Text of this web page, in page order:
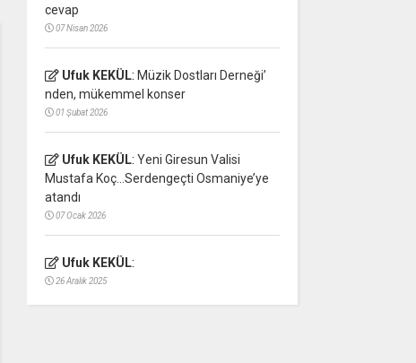
cevap
07 Nisan 2026
Ufuk KEKÜL: Müzik Dostları Derneği’
nden, mükemmel konser
01 Şubat 2026
Ufuk KEKÜL: Yeni Giresun Valisi
Mustafa Koç…Serdengeçti Osmaniye’ye
atandı
07 Ocak 2026
Ufuk KEKÜL:
26 Aralık 2025